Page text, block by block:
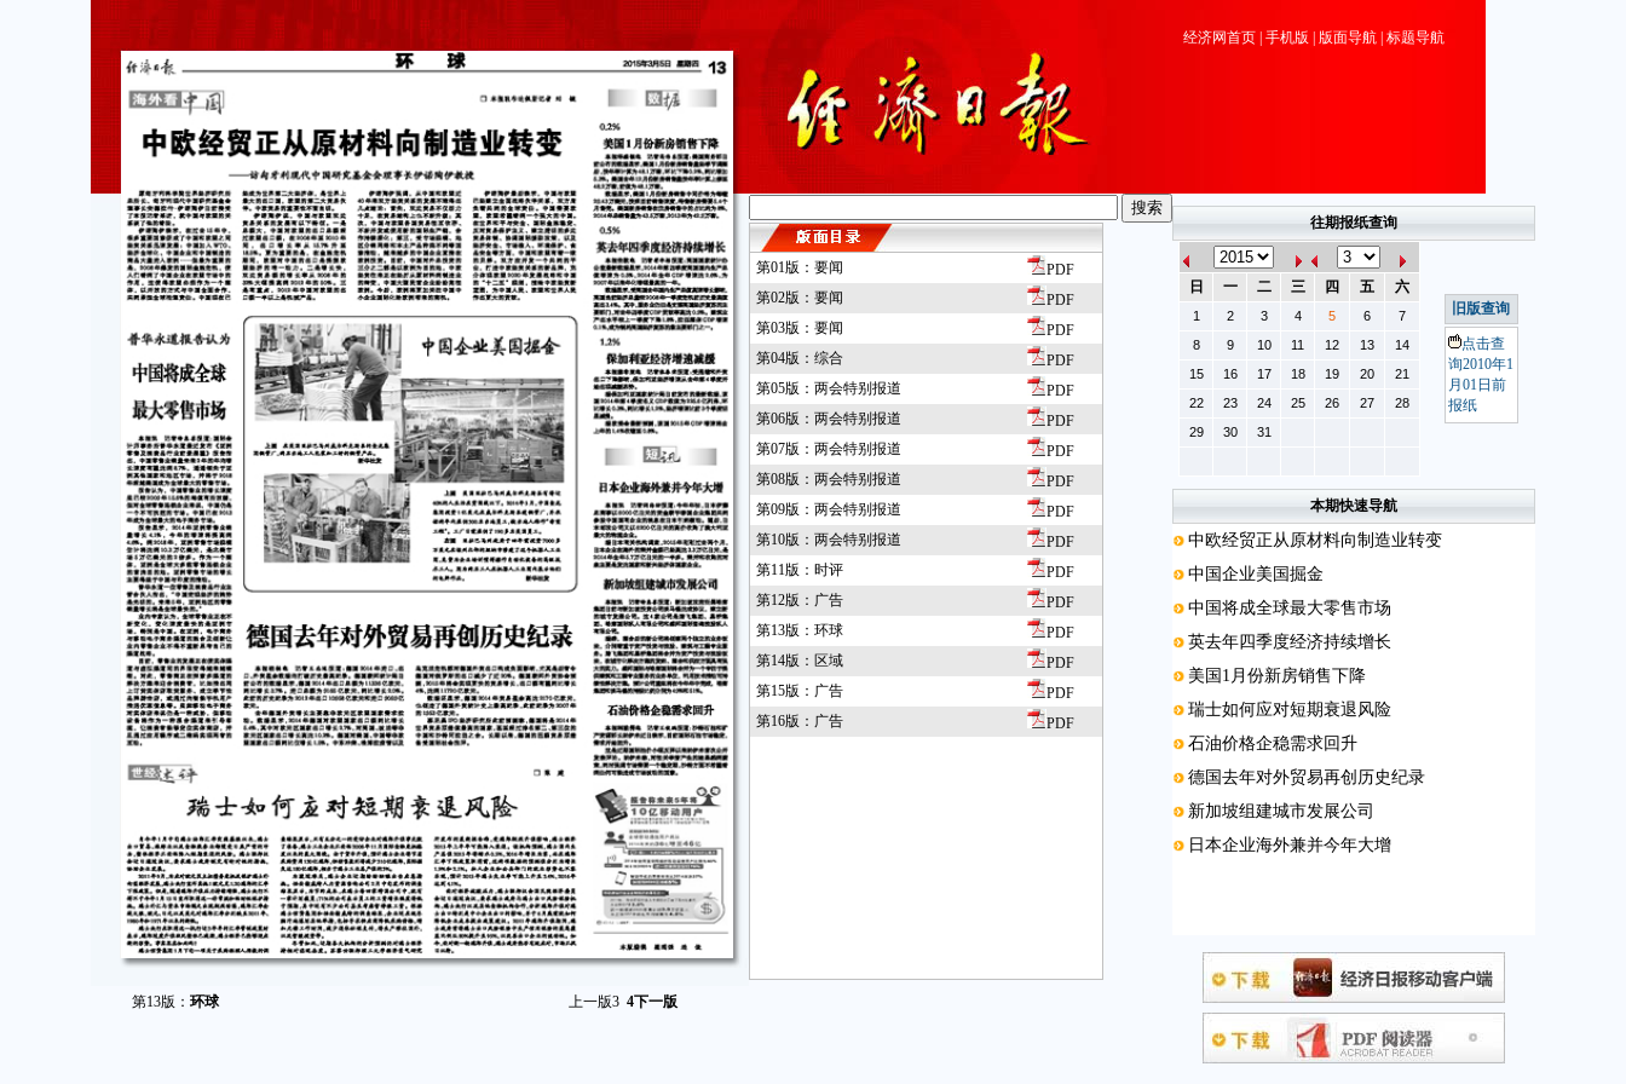
第13版： 环球 上一版3 4下一版
经济网首页 手机版 版面导航 标题导航
第01版：要闻
PDF
第02版：要闻
PDF
第03版：要闻
PDF
第04版：综合
PDF
第05版：两会特别报道
PDF
第06版：两会特别报道
PDF
第07版：两会特别报道
PDF
第08版：两会特别报道
PDF
第09版：两会特别报道
PDF
第10版：两会特别报道
PDF
第11版：时评
PDF
第12版：广告
PDF
第13版：环球
PDF
第14版：区域
PDF
第15版：广告
PDF
第16版：广告
PDF
往期报纸查询
日 一 二 三 四 五 六
1 2 3 4 5 6
7
8
9 10 11 12 13
14
15
16 17 18 19 20
21
22
23 24 25 26 27
28
29
30 31
旧版查询
点击查
询2010年1
月01日前
报纸
本期快速导航
中欧经贸正从原材料向制造业转变
中国企业美国掘金
中国将成全球最大零售市场
英去年四季度经济持续增长
美国1月份新房销售下降
瑞士如何应对短期衰退风险
石油价格企稳需求回升
德国去年对外贸易再创历史纪录
新加坡组建城市发展公司
日本企业海外兼并今年大增